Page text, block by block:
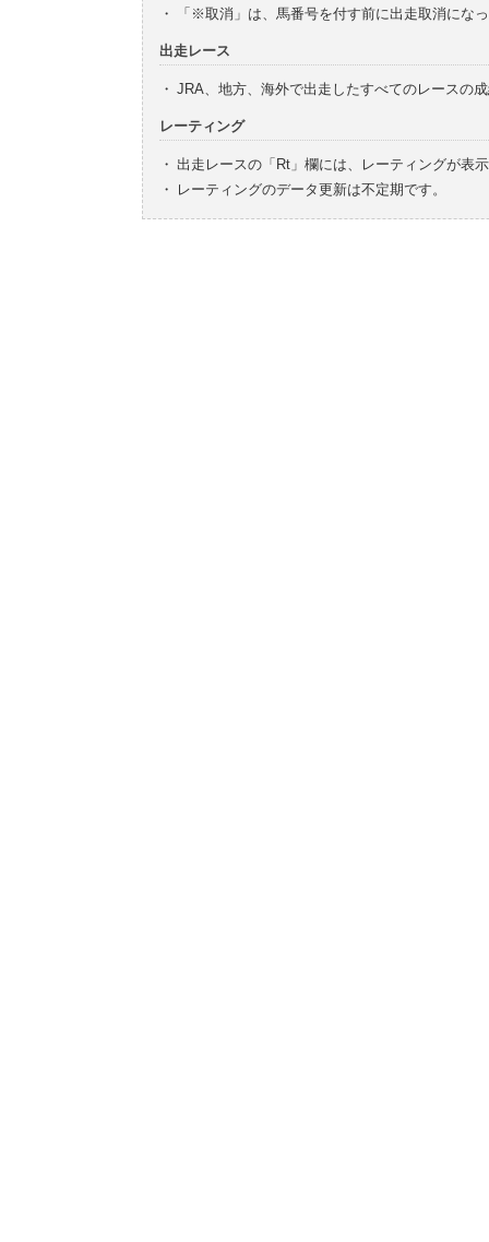
・ 「※取消」は、馬番号を付す前に出走取消にな
出走レース
・ JRA、地方、海外で出走したすべてのレースの
レーティング
・ 出走レースの「Rt」欄には、レーティングが表
・
レーティングのデータ更新は不定期です。